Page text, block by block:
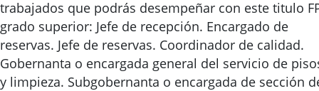
trabajados que podrás desempeñar con este titulo
grado superior: Jefe de recepción. Encargado de
reservas. Jefe de reservas. Coordinador de calidad.
Gobernanta o encargada general del servicio de
y limpieza. Subgobernanta o encargada de sección